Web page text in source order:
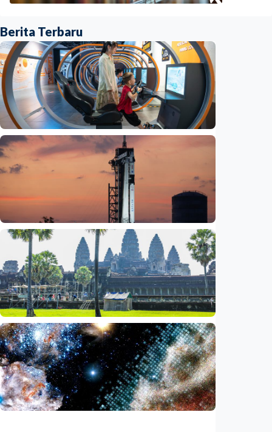
Berita Terbaru
Iptek
Jelang misi bawa pulang sampel Mars, China
siapkan laboratorium perlindungan planet
Indonesia
Iptek
Bagian roket Falcon 9 SpaceX akan hantam
Bulan, NASA pastikan Bumi aman
Indonesia•05 Aug 2026
Iptek
Saat ASEAN bersiap memasuki era AI,
reformasi layanan publik jadi agenda
bersama
Indonesia•05 Aug 2026